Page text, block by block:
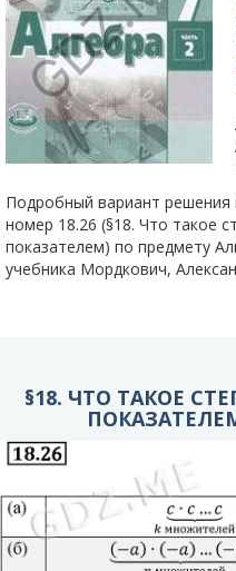
Подробный вариант решения
номер 18.26 (§18. Что такое
показателем) по предмету
учебника Мордкович,
§18. ЧТО ТАКОЕ